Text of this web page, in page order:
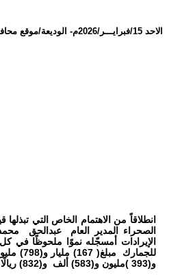
الاحد 15/فبرايـــر/2026م - الوديعة/موقع
انطلاقاً من الاهتمام الخاص التي
الصحراء المدير العام عبدالحق
و(393 )مليون و(583) ألف و(832) ريالًا